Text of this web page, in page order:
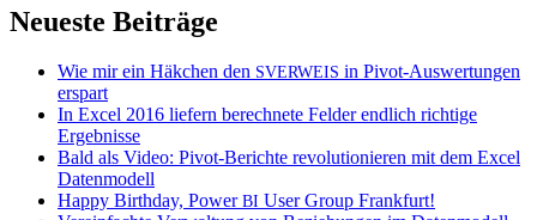
Neueste Beiträge
Wie mir ein Häkchen den SVERWEIS in Pivot-Auswertungen
erspart
In Excel 2016 liefern berechnete Felder endlich richtige
Ergebnisse
Bald als Video: Pivot-Berichte revolutionieren mit dem Excel
Datenmodell
Happy Birthday, PowerBI User Group Frankfurt!